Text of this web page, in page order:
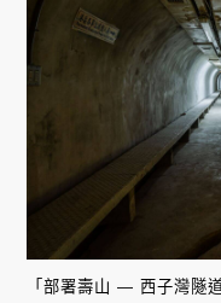
「部署壽山 — 西子灣隧